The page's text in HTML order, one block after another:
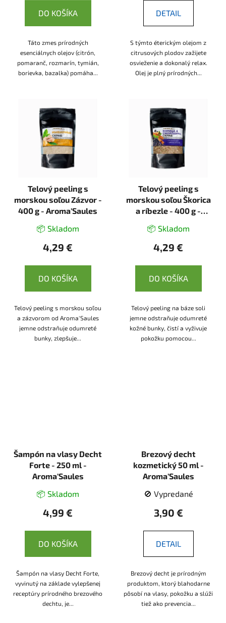
DO KOŠÍKA
Táto zmes prírodných
esenciálnych olejov (citrón,
pomaranč, rozmarín, tymián,
borievka, bazalka) pomáha...
DETAIL
S týmto éterickým olejom z
citrusových plodov zažijete
osvieženie a dokonalý relax.
Olej je plný prírodných...
Telový peeling s
morskou soľou Zázvor -
400 g - Aroma'Saules
📦 Skladom
4,29 €
DO KOŠÍKA
Telový peeling s morskou soľou
a zázvorom od Aroma'Saules
jemne odstraňuje odumreté
bunky, zlepšuje...
Telový peeling s
morskou soľou Škorica
a ríbezle - 400 g -
📦 Skladom
4,29 €
DO KOŠÍKA
Telový peeling na báze soli
jemne odstraňuje odumreté
kožné bunky, čistí a vyživuje
pokožku pomocou...
Šampón na vlasy Decht
Forte - 250 ml -
Aroma'Saules
📦 Skladom
4,99 €
DO KOŠÍKA
Šampón na vlasy Decht Forte,
vyvinutý na základe vylepšenej
receptúry prírodného brezového
dechtu, je...
Brezový decht
kozmetický 50 ml -
Aroma'Saules
🚫 Vypredané
3,90 €
DETAIL
Brezový decht je prírodným
produktom, ktorý blahodarne
pôsobí na vlasy, pokožku a slúži
tiež ako prevencia...